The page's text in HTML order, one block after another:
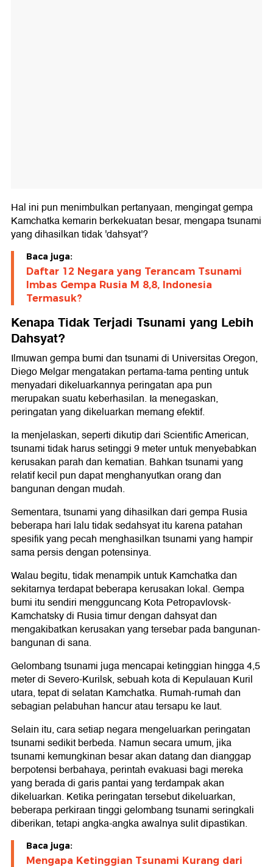
Hal ini pun menimbulkan pertanyaan, mengingat gempa
Kamchatka kemarin berkekuatan besar, mengapa tsunami
yang dihasilkan tidak 'dahsyat'?
Baca juga:
Daftar 12 Negara yang Terancam Tsunami
Imbas Gempa Rusia M 8,8, Indonesia
Termasuk?
Kenapa Tidak Terjadi Tsunami yang Lebih
Dahsyat?
Ilmuwan gempa bumi dan tsunami di Universitas Oregon,
Diego Melgar mengatakan pertama-tama penting untuk
menyadari dikeluarkannya peringatan apa pun
merupakan suatu keberhasilan. Ia menegaskan,
peringatan yang dikeluarkan memang efektif.
Ia menjelaskan, seperti dikutip dari Scientific American,
tsunami tidak harus setinggi 9 meter untuk menyebabkan
kerusakan parah dan kematian. Bahkan tsunami yang
relatif kecil pun dapat menghanyutkan orang dan
bangunan dengan mudah.
Sementara, tsunami yang dihasilkan dari gempa Rusia
beberapa hari lalu tidak sedahsyat itu karena patahan
spesifik yang pecah menghasilkan tsunami yang hampir
sama persis dengan potensinya.
Walau begitu, tidak menampik untuk Kamchatka dan
sekitarnya terdapat beberapa kerusakan lokal. Gempa
bumi itu sendiri mengguncang Kota Petropavlovsk-
Kamchatsky di Rusia timur dengan dahsyat dan
mengakibatkan kerusakan yang tersebar pada bangunan-
bangunan di sana.
Gelombang tsunami juga mencapai ketinggian hingga 4,5
meter di Severo-Kurilsk, sebuah kota di Kepulauan Kuril
utara, tepat di selatan Kamchatka. Rumah-rumah dan
sebagian pelabuhan hancur atau tersapu ke laut.
Selain itu, cara setiap negara mengeluarkan peringatan
tsunami sedikit berbeda. Namun secara umum, jika
tsunami kemungkinan besar akan datang dan dianggap
berpotensi berbahaya, perintah evakuasi bagi mereka
yang berada di garis pantai yang terdampak akan
dikeluarkan. Ketika peringatan tersebut dikeluarkan,
beberapa perkiraan tinggi gelombang tsunami seringkali
diberikan, tetapi angka-angka awalnya sulit dipastikan.
Baca juga:
Mengapa Ketinggian Tsunami Kurang dari